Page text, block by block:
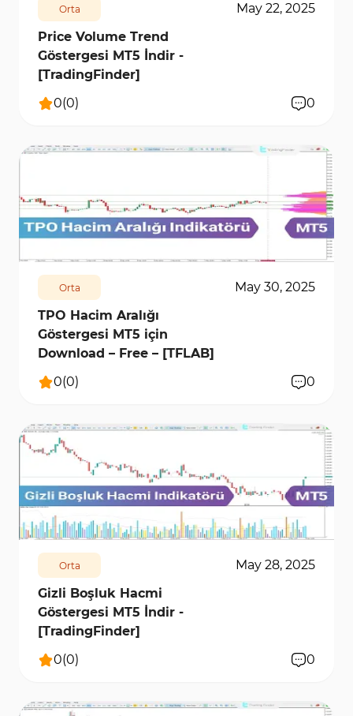
Orta
May 22, 2025
Price Volume Trend
Göstergesi MT5 İndir -
[TradingFinder]
0(0) 0
617 7229 0
Orta
May 30, 2025
TPO Hacim Aralığı
Göstergesi MT5 için
Download – Free – [TFLAB]
0(0) 0
426 5762 0
Orta
May 28, 2025
Gizli Boşluk Hacmi
Göstergesi MT5 İndir -
[TradingFinder]
0(0) 0